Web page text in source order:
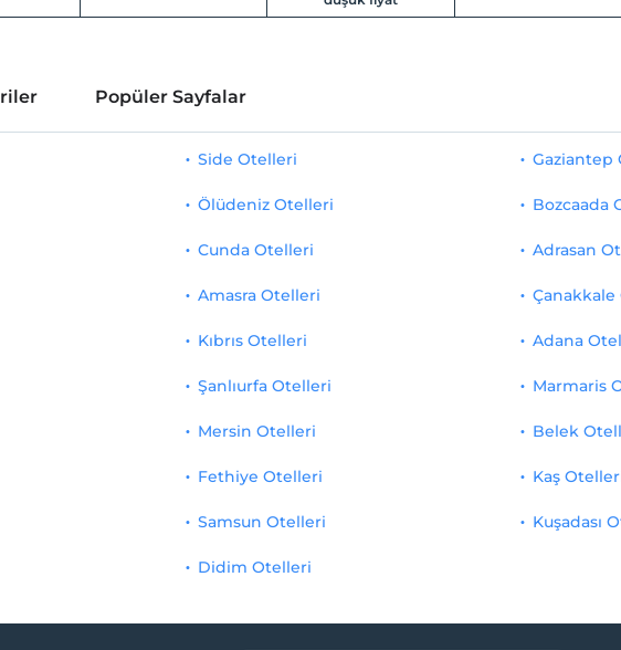
Popüler Sayfalar
Side Otelleri
Ölüdeniz Otelleri
Cunda Otelleri
Amasra Otelleri
Kıbrıs Otelleri
Gaziantep
Bozcaada
Adrasan
Adana
Şanlıurfa Otelleri
Mersin Otelleri
Fethiye Otelleri
Samsun Otelleri
Didim Otelleri
Marmaris
Belek
Kaş
Kuşadası